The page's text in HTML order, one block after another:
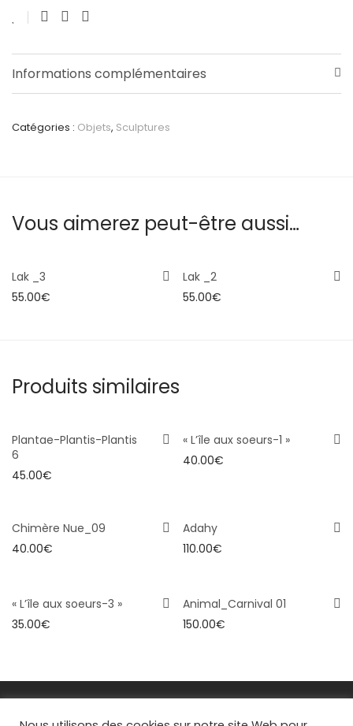
Informations complémentaires
Catégories : Objets, Sculptures
Vous aimerez peut-être aussi…
Lak _3
55.00€
Lak _2
55.00€
Produits similaires
Plantae-Plantis-Plantis
6
45.00€
« L’île aux soeurs-1 »
40.00€
Chimère Nue_09
40.00€
Adahy
110.00€
« L’île aux soeurs-3 »
35.00€
Animal_Carnival 01
150.00€
FAQs